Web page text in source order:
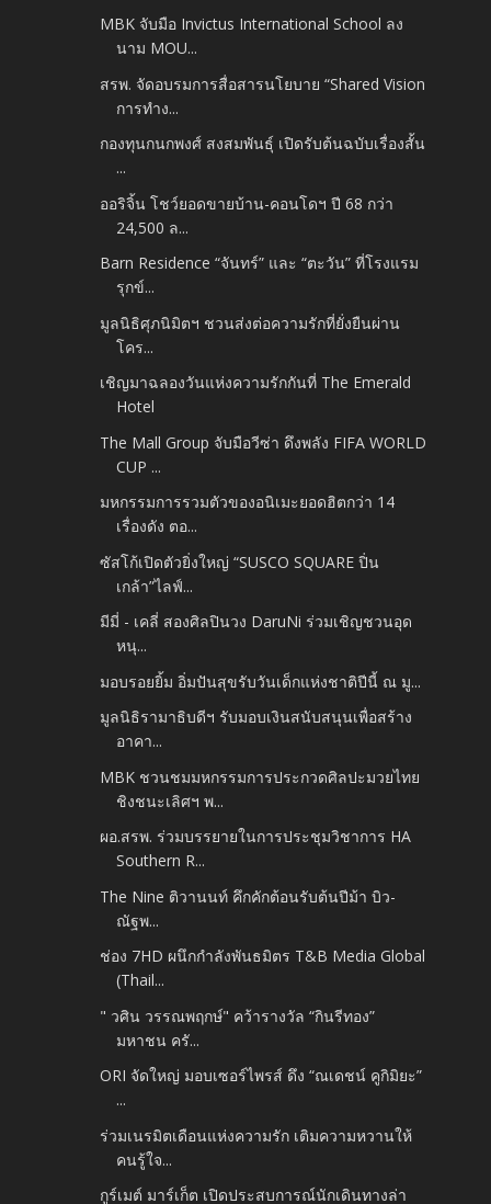
MBK จับมือ Invictus International School ลง
นาม MOU...
สรพ. จัดอบรมการสื่อสารนโยบาย “Shared Vision
การทำง...
กองทุนกนกพงศ์ สงสมพันธุ์ เปิดรับต้นฉบับเรื่องสั้น
...
ออริจิ้น โชว์ยอดขายบ้าน-คอนโดฯ ปี 68 กว่า
24,500 ล...
Barn Residence “จันทร์” และ “ตะวัน” ที่โรงแรม
รุกข์...
มูลนิธิศุภนิมิตฯ ชวนส่งต่อความรักที่ยั่งยืนผ่าน
โคร...
เชิญมาฉลองวันแห่งความรักกันที่ The Emerald
Hotel
The Mall Group จับมือวีซ่า ดึงพลัง FIFA WORLD
CUP ...
มหกรรมการรวมตัวของอนิเมะยอดฮิตกว่า 14
เรื่องดัง ตอ...
ซัสโก้เปิดตัวยิ่งใหญ่ “SUSCO SQUARE ปิ่น
เกล้า”ไลฟ์...
มีมี่ - เคลี่ สองศิลปินวง DaruNi ร่วมเชิญชวนอุด
หนุ...
มอบรอยยิ้ม อิ่มปันสุขรับวันเด็กแห่งชาติปีนี้ ณ มู...
มูลนิธิรามาธิบดีฯ รับมอบเงินสนับสนุนเพื่อสร้าง
อาคา...
MBK ชวนชมมหกรรมการประกวดศิลปะมวยไทย
ชิงชนะเลิศฯ พ...
ผอ.สรพ. ร่วมบรรยายในการประชุมวิชาการ HA
Southern R...
The Nine ติวานนท์ คึกคักต้อนรับต้นปีม้า บิว-
ณัฐพ...
ช่อง 7HD ผนึกกำลังพันธมิตร T&B Media Global
(Thail...
" วศิน วรรณพฤกษ์" คว้ารางวัล “กินรีทอง”
มหาชน ครั...
ORI จัดใหญ่ มอบเซอร์ไพรส์ ดึง “ณเดชน์ คูกิมิยะ”
...
ร่วมเนรมิตเดือนแห่งความรัก เติมความหวานให้
คนรู้ใจ...
กูร์เมต์ มาร์เก็ต เปิดประสบการณ์นักเดินทางล่า